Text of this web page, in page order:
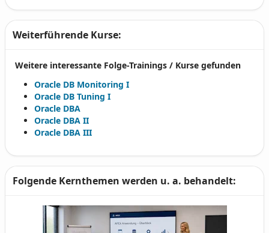
Weiterführende Kurse:
Weitere interessante Folge-Trainings / Kurse gefunden
Oracle DB Monitoring I
Oracle DB Tuning I
Oracle DBA
Oracle DBA II
Oracle DBA III
Folgende Kernthemen werden u. a. behandelt: